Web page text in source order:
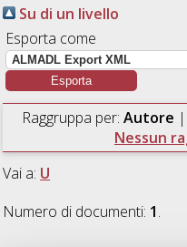
Su di un livello
Esporta come
Raggruppa per: Autore |
Nessun
Vai a: U
Numero di documenti: 1.